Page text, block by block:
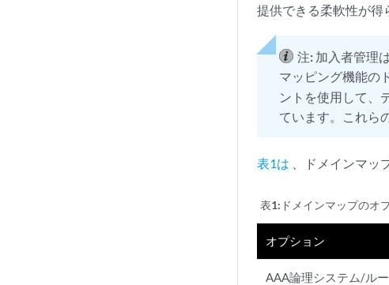
提供できる柔軟性が得
注: 加入者管理
マッピング機能の
ントを使用して、
ています。これら
表1は 、ドメインマッ
表1: ドメインマップのオ
オプション
AAA論理システム/ルー